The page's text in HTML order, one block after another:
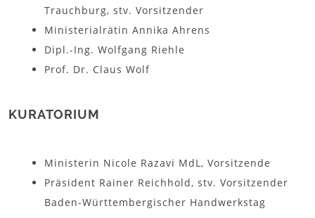
Trauchburg, stv. Vorsitzender
Ministerialrätin Annika Ahrens
Dipl.-Ing. Wolfgang Riehle
Prof. Dr. Claus Wolf
KURATORIUM
Ministerin Nicole Razavi MdL, Vorsitzende
Präsident Rainer Reichhold, stv. Vorsitzender
Baden-Württembergischer Handwerkstag